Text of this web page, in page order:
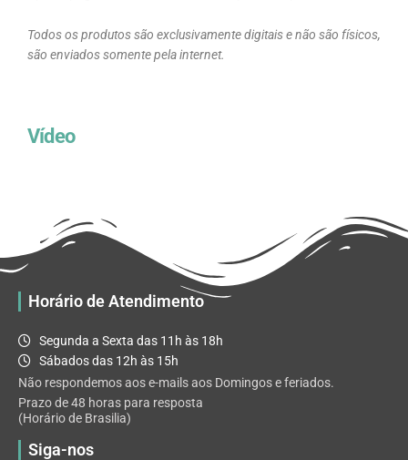
Todos os produtos são exclusivamente digitais e não são físicos,
são enviados somente pela internet.
Vídeo
Horário de Atendimento
Segunda a Sexta das 11h às 18h
Sábados das 12h às 15h
Não respondemos aos e-mails aos Domingos e feriados.
Prazo de 48 horas para resposta
(Horário de Brasilia)
Siga-nos